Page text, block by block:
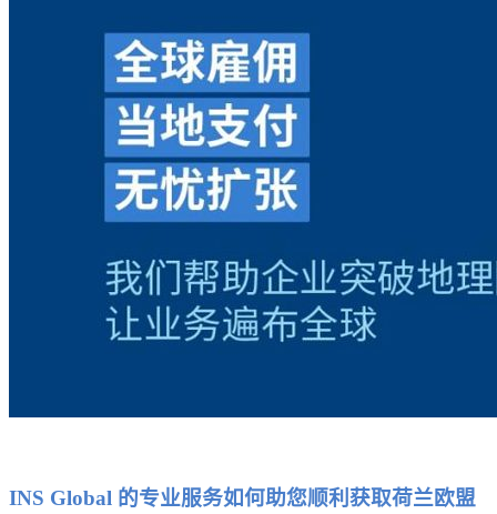
INS Global 的专业服务如何助您顺利获取荷兰欧盟